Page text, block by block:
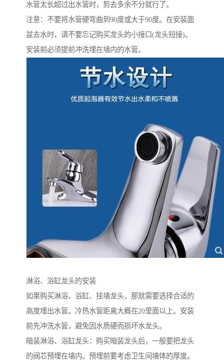
水管太长超过出水管时，剪去多余不分就行了。
注意：不要将水管硬弯曲到90度或大于90度。在安装面
盆去水时，请不要忘记购买龙头的小接口(龙头短接)。
安装前必须提前冲洗埋在墙内的水管。
淋浴、浴缸龙头的安装
如果购买淋浴、浴缸、挂墙龙头，那就需要选择合适的
高度埋出水管。冷热水管距离大概在20里面以上。安装
前先冲洗水管，避免因水质硬而损坏水龙头。
暗装淋浴、浴缸龙头：购买暗装龙头后，一般要把龙头
的阀芯预埋在墙内。预埋前要考虑卫生间墙体的厚度。